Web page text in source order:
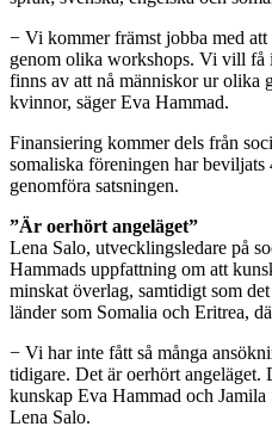
− Vi kommer främst jobba med
genom olika workshops. Vi vill få
finns av att nå människor ur olika
kvinnor, säger Eva Hammad.
Finansiering kommer dels från
somaliska föreningen har
genomföra satsningen.
”Är oerhört angeläget”
Lena Salo, utvecklingsledare på
Hammads uppfattning om att
minskat överlag, samtidigt som
länder som Somalia och Eritrea,
− Vi har inte fått så många
tidigare. Det är oerhört angeläget.
kunskap Eva Hammad och
Lena Salo.